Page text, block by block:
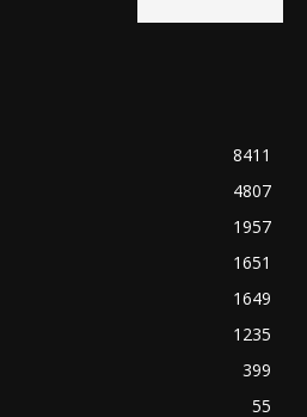
8411
4807
1957
1651
1649
1235
399
55